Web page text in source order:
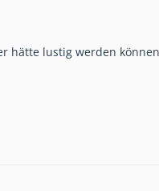
hätte lustig werden